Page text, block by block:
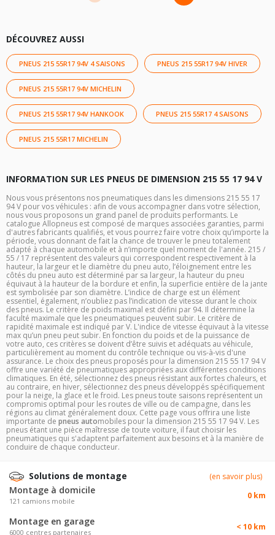
DÉCOUVREZ AUSSI
PNEUS 215 55R17 94V 4 SAISONS PNEUS 215 55R17 94V HIVER
PNEUS 215 55R17 94V MICHELIN
PNEUS 215 55R17 94V HANKOOK PNEUS 215 55R17 4 SAISONS
PNEUS 215 55R17 MICHELIN
INFORMATION SUR LES PNEUS DE DIMENSION 215 55 17 94 V
Nous vous présentons nos pneumatiques dans les dimensions 215 55 17
94 V pour vos véhicules : afin de vous accompagner dans votre sélection,
nous vous proposons un grand panel de produits performants. Le
catalogue Allopneus est composé de marques associées garanties, parmi
d'autres fabricants qualifiés, et vous pourrez faire votre choix qu’importe la
période, vous donnant de fait la chance de trouver le pneu totalement
adapté à chaque automobile et à n’importe quel moment de l'année. 215 /
55 / 17 représentent des valeurs qui correspondent respectivement à la
hauteur, la largeur et le diamètre du pneu auto, l’éloignement entre les
côtés du pneu auto est déterminé par sa largeur, la hauteur du pneu
équivaut à la hauteur de la bordure et enfin, la superficie entière de la jante
est symbolisée par son diamètre. L’indice de charge est un élément
essentiel, également, n’oubliez pas l’indication de vitesse durant le choix
des pneus. Le critère de poids maximal est défini par 94. Il détermine la
faculté maximale que les pneumatiques peuvent subir. Le critère de
rapidité maximale est indiqué par V. L'indice de vitesse équivaut à la vitesse
max qu’un pneu peut subir. En fonction du poids et de la puissance de
votre auto, ces critères se doivent d’être suivis et adéquats au véhicule,
particulièrement au moment du contrôle technique ou vis-à-vis d'une
assurance. Le choix des pneus proposés pour la dimension 215 55 17 94 V
offre une variété de pneumatiques appropriées aux différentes conditions
climatiques. En été, sélectionnez des pneus résistant aux fortes chaleurs, et
au contraire, en hiver, sélectionnez des pneus développés spécifiquement
pour la neige, la glace et le froid. Les pneus toute saisons représentent un
compromis optimal pour les routes de ville ou de campagne, dans les
régions au climat généralement doux. Cette page vous offrira une liste
importante de pneus automobiles pour la dimension 215 55 17 94 V. Les
pneus étant une pièce maîtresse de toute voiture, il faut choisir les
pneumatiques qui s'adaptent parfaitement aux besoins et à la manière de
conduire de chaque conducteur.
Solutions de montage (en savoir plus)
Montage à domicile
121 camions mobile
0 km
Montage en garage
6000 centres partenaires
< 10 km